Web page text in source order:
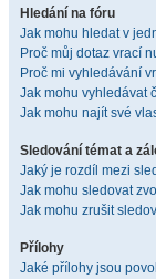
Hledání na fóru
Jak mohu hledat v
Proč můj dotaz vrací
Proč mi vyhledávání
Jak mohu vyhledávat
Jak mohu najít své
Sledování témat a
Jaký je rozdíl mezi
Jak mohu sledovat
Jak mohu zrušit
Přílohy
Jaké přílohy jsou